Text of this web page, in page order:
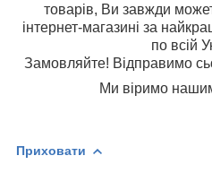
товарів, Ви завжди
інтернет-магазині за
по всій
Замовляйте! Відправимо
Ми віримо
Приховати